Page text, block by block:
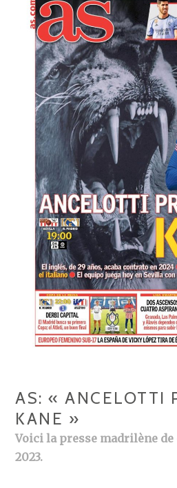
AS: « ANCELOTTI
KANE »
Voici la presse madrilène de
2023.